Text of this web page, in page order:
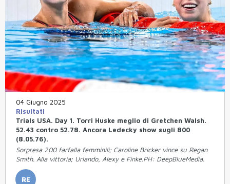
04 Giugno 2025
Risultati
Trials USA. Day 1. Torri Huske meglio di Gretchen Walsh.
52.43 contro 52.78. Ancora Ledecky show sugli 800
(8.05.76).
Sorpresa 200 farfalla femminili; Caroline Bricker vince su Regan
Smith. Alla vittoria; Urlando, Alexy e Finke.PH: DeepBlueMedia.
RE